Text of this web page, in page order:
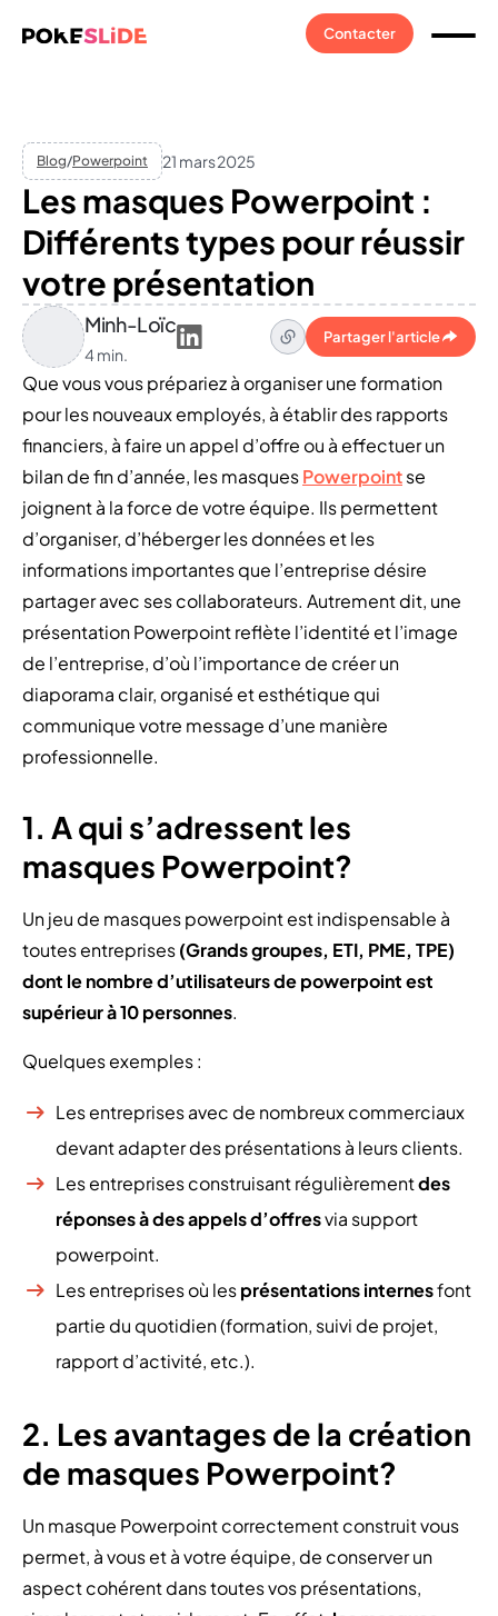
Contacter
Blog/Powerpoint 21 mars 2025
Les masques Powerpoint :
Différents types pour réussir
votre présentation
Minh-Loïc
4 min.
Partager l'article
Que vous vous prépariez à organiser une formation
pour les nouveaux employés, à établir des rapports
financiers, à faire un appel d’offre ou à effectuer un
bilan de fin d’année, les masquesPowerpointse
joignent à la force de votre équipe. Ils permettent
d’organiser, d’héberger les données et les
informations importantes que l’entreprise désire
partager avec ses collaborateurs. Autrement dit, une
présentation Powerpoint reflète l’identité et l’image
de l’entreprise, d’où l’importance de créer un
diaporama clair, organisé et esthétique qui
communique votre message d’une manière
professionnelle.
1. A qui s’adressent les
masques Powerpoint?
Un jeu de masques powerpoint est indispensable à
toutes entreprises(Grands groupes, ETI, PME, TPE)
dont le nombre d’utilisateurs de powerpoint est
supérieur à 10 personnes.
Quelques exemples :
Les entreprises avec de nombreux commerciaux
devant adapter des présentations à leurs clients.
Les entreprises construisant régulièrementdes
réponses à des appels d’offresvia support
powerpoint.
Les entreprises où lesprésentations internesfont
partie du quotidien (formation, suivi de projet,
rapport d’activité, etc.).
2. Les avantages de la création
de masques Powerpoint?
Un masque Powerpoint correctement construit vous
permet, à vous et à votre équipe, de conserver un
aspect cohérent dans toutes vos présentations,